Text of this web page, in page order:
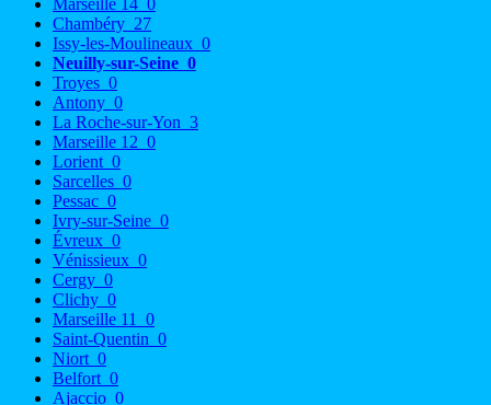
Chambéry 27
Issy-les-Moulineaux 0
Neuilly-sur-Seine 0
Troyes 0
Antony 0
La Roche-sur-Yon 3
Marseille 12 0
Lorient 0
Sarcelles 0
Pessac 0
Ivry-sur-Seine 0
Évreux 0
Vénissieux 0
Cergy 0
Clichy 0
Marseille 11
0
Saint-Quentin 0
Niort 0
Belfort 0
Ajaccio 0